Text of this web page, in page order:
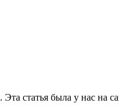
. Эта статья была у нас на